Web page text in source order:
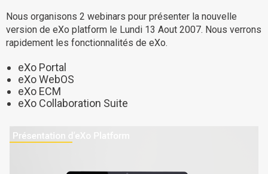
Alternative à
Microsoft 365
Produit
Pourquoi eXo
Nous organisons 2 webinars pour présenter la nouvelle
version de eXo platform le Lundi 13 Aout 2007. Nous verrons
rapidement les fonctionnalités de eXo.
eXo Portal
eXo WebOS
eXo ECM
eXo Collaboration Suite